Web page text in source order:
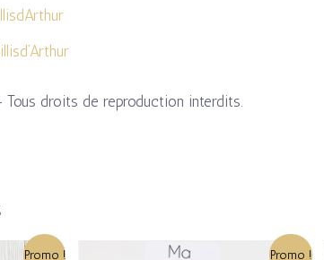
Tous droits de reproduction interdits.
Promo ! Promo !